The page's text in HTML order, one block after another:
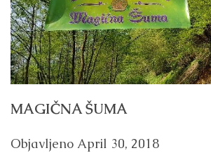
MAGIČNA ŠUMA
Objavljeno April 30, 2018